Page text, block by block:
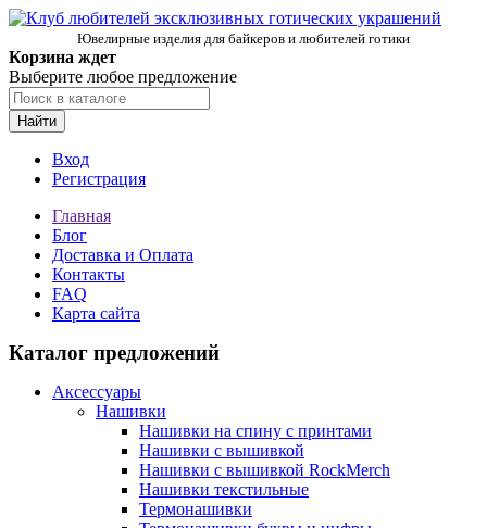
Ювелирные изделия для байкеров и любителей готики
Корзина ждет
Выберите любое предложение
Найти
Вход
Регистрация
Главная
Блог
Доставка и Оплата
Контакты
FAQ
Карта сайта
Каталог предложений
Аксессуары
Нашивки
Нашивки на спину с принтами
Нашивки с вышивкой
Нашивки с вышивкой RockMerch
Нашивки текстильные
Термонашивки